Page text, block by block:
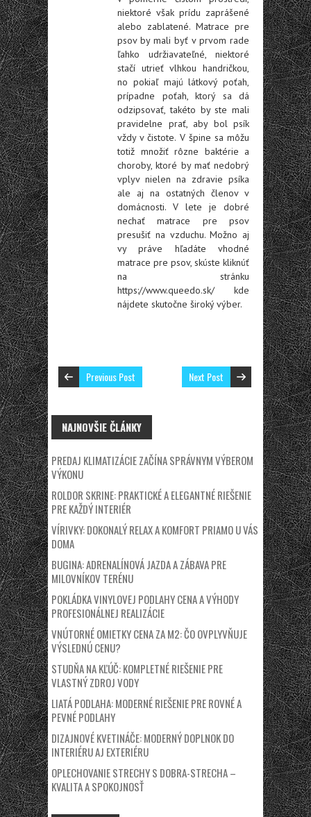
niektoré však prídu zaprášené
alebo zablatené. Matrace pre
psov by mali byť v prvom rade
ľahko udržiavateľné, niektoré
stačí utrieť vlhkou handričkou,
no pokiaľ majú látkový poťah,
prípadne poťah, ktorý sa dá
odzipsovať, takéto by ste mali
pravidelne prať, aby bol psík
vždy v čistote. V špine sa môžu
totiž množiť rôzne baktérie a
choroby, ktoré by mať nedobrý
vplyv nielen na zdravie psíka
ale aj na ostatných členov v
domácnosti. V lete je dobré
nechať matrace pre psov
presušiť na vzduchu. Možno aj
vy práve hľadáte vhodné
matrace pre psov, skúste kliknúť
na stránku
https://www.queedo.sk/kde
nájdete skutočne široký výber.
Previous Post Next Post
NAJNOVŠIE ČLÁNKY
PREDAJ KLIMATIZÁCIE ZAČÍNA SPRÁVNYM VÝBEROM
VÝKONU
ROLDOR SKRINE: PRAKTICKÉ A ELEGANTNÉ RIEŠENIE
PRE KAŽDÝ INTERIÉR
VÍRIVKY: DOKONALÝ RELAX A KOMFORT PRIAMO U VÁS
DOMA
BUGINA: ADRENALÍNOVÁ JAZDA A ZÁBAVA PRE
MILOVNÍKOV TERÉNU
POKLÁDKA VINYLOVEJ PODLAHY CENA A VÝHODY
PROFESIONÁLNEJ REALIZÁCIE
VNÚTORNÉ OMIETKY CENA ZA M2: ČO OVPLYVŇUJE
VÝSLEDNÚ CENU?
STUDŇA NA KĽÚČ: KOMPLETNÉ RIEŠENIE PRE
VLASTNÝ ZDROJ VODY
LIATÁ PODLAHA: MODERNÉ RIEŠENIE PRE ROVNÉ A
PEVNÉ PODLAHY
DIZAJNOVÉ KVETINÁČE: MODERNÝ DOPLNOK DO
INTERIÉRU AJ EXTERIÉRU
OPLECHOVANIE STRECHY S DOBRA-STRECHA –
KVALITA A SPOKOJNOSŤ